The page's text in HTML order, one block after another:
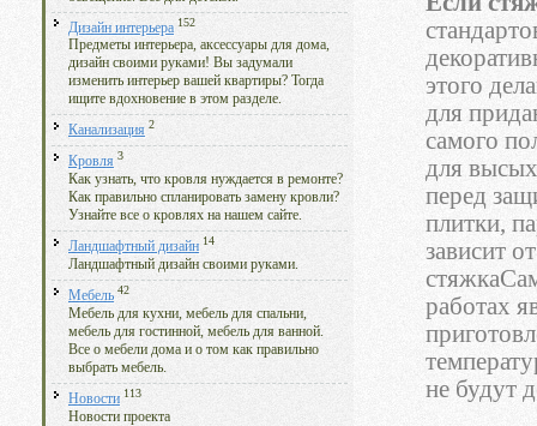
Дизайн интерьера 152
Предметы интерьера, аксессуары для дома,
дизайн своими руками! Вы задумали
изменить интерьер вашей квартиры? Тогда
ищите вдохновение в этом разделе.
Канализация 2
Кровля 3
Как узнать, что кровля нуждается в ремонте?
Как правильно спланировать замену кровли?
Узнайте все о кровлях на нашем сайте.
Ландшафтный дизайн 14
Ландшафтный дизайн своими руками.
Мебель 42
Мебель для кухни, мебель для спальни,
мебель для гостинной, мебель для ванной.
Все о мебели дома и о том как правильно
выбрать мебель.
Новости 113
Новости проекта
этого
для
самого
для
перед
плитки,
зависит
работах
не будут